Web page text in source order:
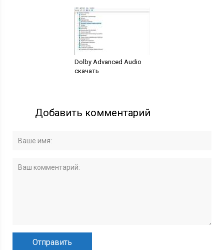
Dolby Advanced Audio
скачать
Добавить комментарий